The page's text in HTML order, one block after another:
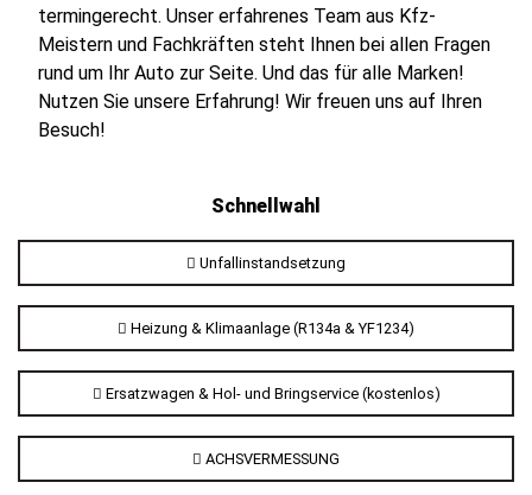
termingerecht. Unser erfahrenes Team aus Kfz-
Meistern und Fachkräften steht Ihnen bei allen Fragen
rund um Ihr Auto zur Seite. Und das für alle Marken!
Nutzen Sie unsere Erfahrung! Wir freuen uns auf Ihren
Besuch!
Schnellwahl
Unfallinstandsetzung
Heizung & Klimaanlage (R134a & YF1234)
Ersatzwagen & Hol- und Bringservice (kostenlos)
ACHSVERMESSUNG